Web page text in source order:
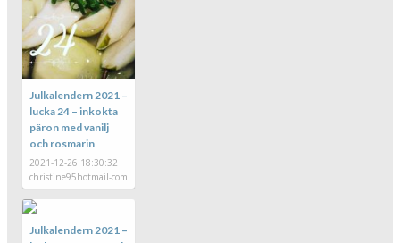
Julkalendern 2021 –
lucka 24 – inkokta
päron med vanilj
och rosmarin
2021-12-26 18:30:32
christine95hotmail-com
Julkalendern 2021 –